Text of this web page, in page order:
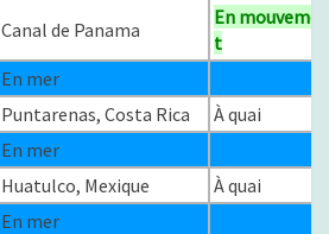
M
A
/
U
T
I
Canal de Panama
En
t
En mer
Puntarenas, Costa Rica
À quai
En mer
Huatulco, Mexique
À quai
En mer